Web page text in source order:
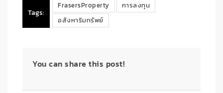
Tags:
FrasersProperty
การลงทุน
อสังหาริมทรัพย์
You can share this post!